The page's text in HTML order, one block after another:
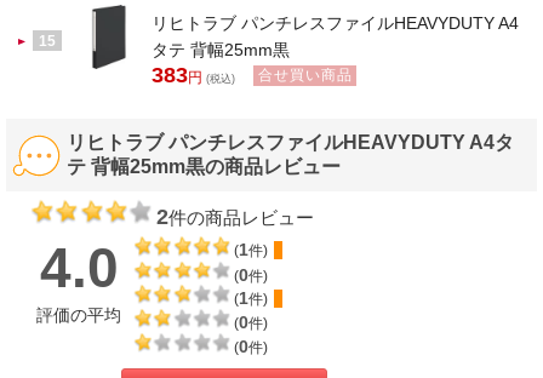
15
リヒトラブ パンチレスファイルHEAVYDUTY A4
タテ 背幅25mm黒
383円 (税込) 合せ買い商品
リヒトラブ パンチレスファイルHEAVYDUTY A4タ
テ 背幅25mm黒の商品レビュー
2件の商品レビュー
4.0
評価の平均
(1件)
(0件)
(1件)
(0件)
(0件)